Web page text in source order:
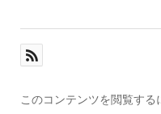
このコンテンツを閲覧す